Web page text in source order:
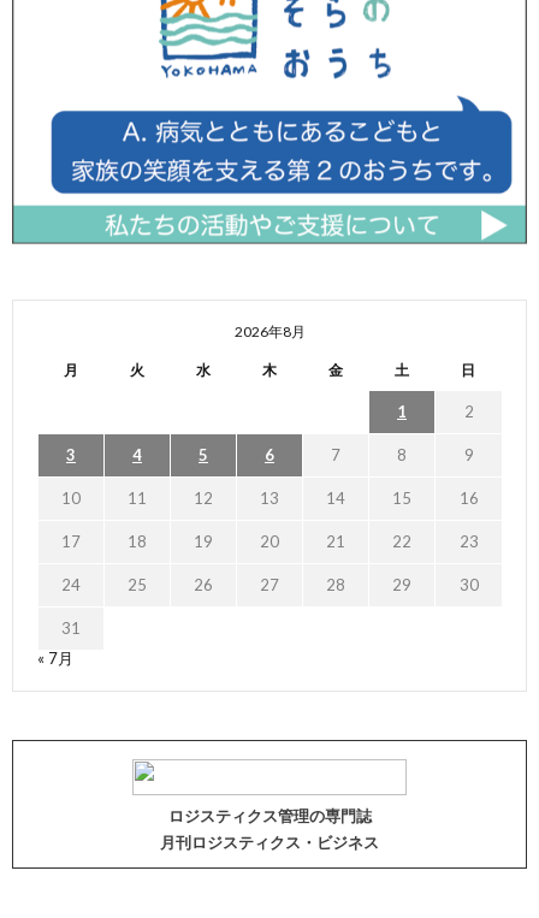
2026年8月
月 火 水 木 金 土 日
1 2
3 4 5 6 7 8 9
10 11 12 13 14 15 16
17 18 19 20 21 22 23
24 25 26 27 28 29 30
31
« 7月
ロジスティクス管理の専門誌
月刊ロジスティクス・ビジネス